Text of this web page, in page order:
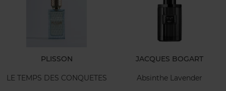
PLISSON
LE TEMPS DES CONQUETES
JACQUES BOGART
Absinthe Lavender